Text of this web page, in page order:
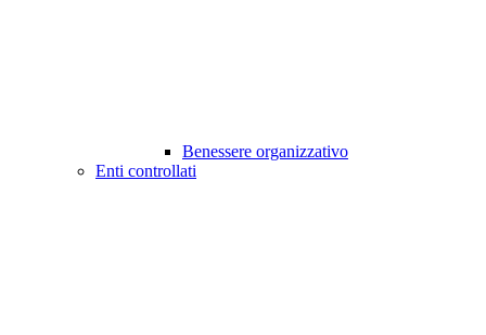
Benessere organizzativo
Enti controllati